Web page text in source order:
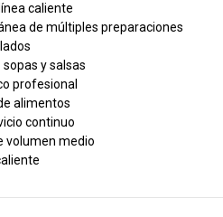
caliente
de múltiples preparaciones
y salsas
profesional
alimentos
continuo
volumen medio